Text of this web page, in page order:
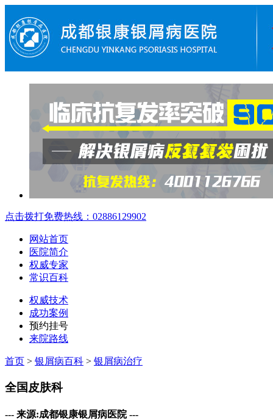
点击拨打免费热线：02886129902
网站首页
医院简介
权威专家
常识百科
权威技术
成功案例
预约挂号
来院路线
首页 > 银屑病百科 > 银屑病治疗
全国皮肤科
--- 来源:成都银康银屑病医院 ---